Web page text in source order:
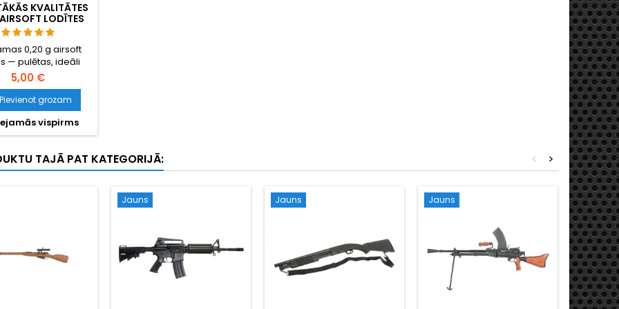
KVALITĀTES
LODĪTES
G – 1000 GAB.,
PRECĪZA
ŠAUŠANA
0,20 g airsoft
— pulētas, ideāli
droša padeve caur
hop-up sistēmu.
lielas ietilpības
gāzes
un standarta
Garantija pret
šaušana.
5,00 €
Pievienot grozam
vispirms
TAJĀ PAT KATEGORIJĀ: >
<
Jauns Jauns Jauns Jauns